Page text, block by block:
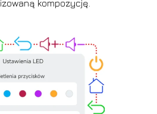
kompozycję.